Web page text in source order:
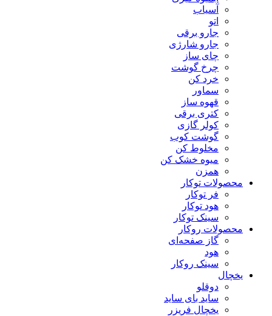
آسیاب
اتو
جارو برقی
جارو شارژی
چای ساز
چرخ گوشت
خرد کن
سماور
قهوه ساز
کتری برقی
کولر گازی
گوشت کوب
مخلوط کن
میوه خشک کن
همزن
محصولات توکار
فر توکار
هود توکار
سینک توکار
محصولات روکار
گاز صفحه‌ای
هود
سینک روکار
یخچال
دوقلو
ساید بای ساید
یخچال فریزر